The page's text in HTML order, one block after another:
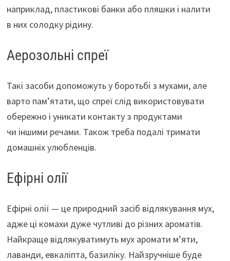
наприклад, пластикові банки або пляшки і налити
в них солодку рідину.
Аерозольні спреї
Такі засоби допоможуть у боротьбі з мухами, але
варто пам’ятати, що спреї слід використовувати
обережно і уникати контакту з продуктами
чи іншими речами. Також треба подалі тримати
домашніх улюбленців.
Ефірні олії
Ефірні олії — це природний засіб відлякування мух,
адже ці комахи дуже чутливі до різних ароматів.
Найкраще відлякуватимуть мух аромати м’яти,
лаванди, евкаліпта, базиліку. Найзручніше буде